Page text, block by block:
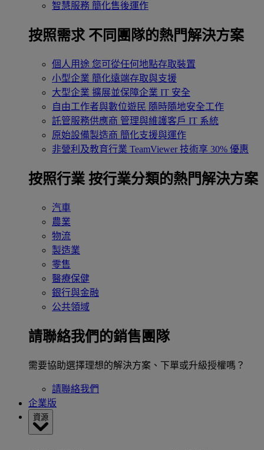
智慧服務 簡化售後運作
按照需求 不同團隊的熱門解決方案
個人用途 您可從任何地點存取裝置
小型企業 簡化遠端存取與支援
大型企業 擴展並保障企業 IT 安全
自由工作者與數位遊民 隨時隨地安全工作
託管服務供應商 管理與維護客戶 IT 系統
原始設備製造商 簡化支援與運作
非營利及教育行業 TeamViewer 技術享 30% 優惠
按照行業 按行業分類的熱門解決方案
汽車
農業
物流
製造業
零售
醫療保健
銀行與金融
公共領域
請聯絡我們的銷售團隊
需要協助選擇理想的解決方案、下單或升級授權嗎？
請聯絡我們
企業版
資源